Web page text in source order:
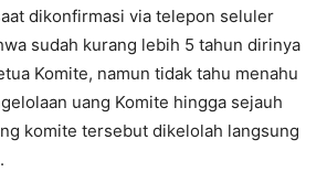
dikonfirmasi via telepon seluler
sudah kurang lebih 5 tahun dirinya
Komite, namun tidak tahu menahu
uang Komite hingga sejauh
komite tersebut dikelolah langsung